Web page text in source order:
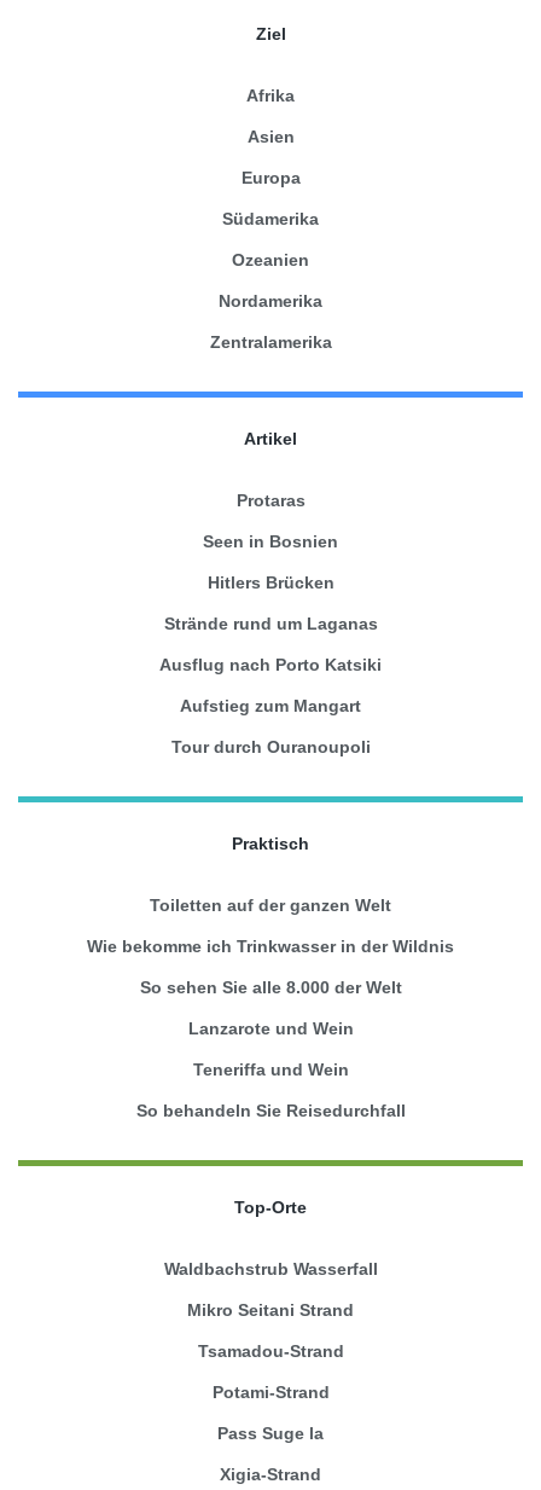
Ziel
Afrika
Asien
Europa
Südamerika
Ozeanien
Nordamerika
Zentralamerika
Artikel
Protaras
Seen in Bosnien
Hitlers Brücken
Strände rund um Laganas
Ausflug nach Porto Katsiki
Aufstieg zum Mangart
Tour durch Ouranoupoli
Praktisch
Toiletten auf der ganzen Welt
Wie bekomme ich Trinkwasser in der Wildnis
So sehen Sie alle 8.000 der Welt
Lanzarote und Wein
Teneriffa und Wein
So behandeln Sie Reisedurchfall
Top-Orte
Waldbachstrub Wasserfall
Mikro Seitani Strand
Tsamadou-Strand
Potami-Strand
Pass Suge la
Xigia-Strand